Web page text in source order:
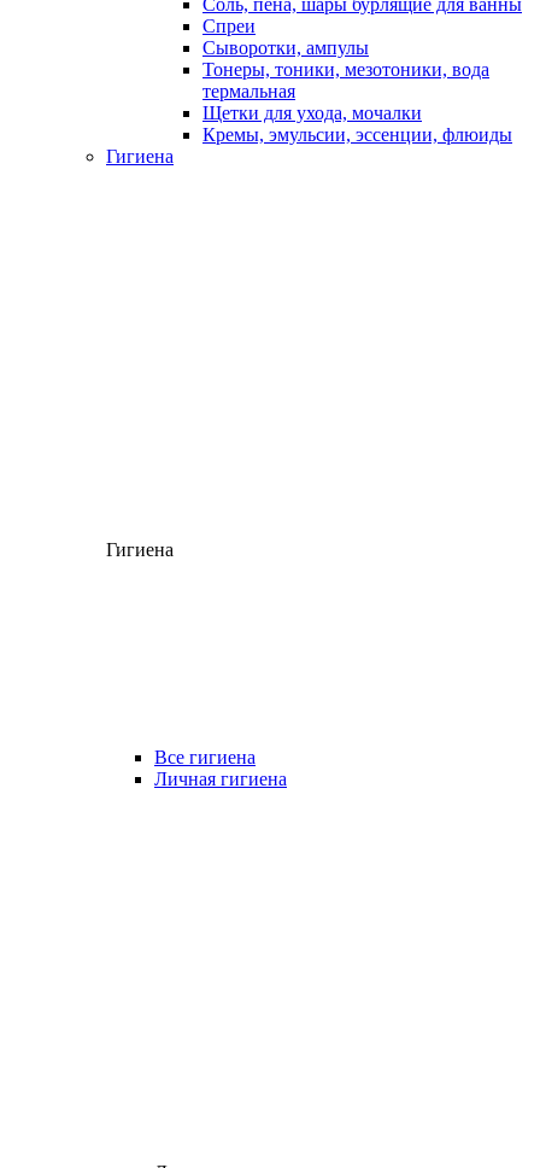
Соль, пена, шары бурлящие для ванны
Спреи
Сыворотки, ампулы
Тонеры, тоники, мезотоники, вода
термальная
Щетки для ухода, мочалки
Кремы, эмульсии, эссенции, флюиды
Гигиена
Гигиена
Все гигиена
Личная гигиена